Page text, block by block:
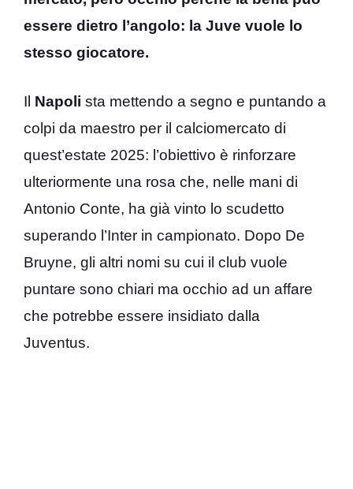
essere dietro l’angolo: la Juve vuole lo
stesso giocatore.
Il Napoli sta mettendo a segno e puntando a
colpi da maestro per il calciomercato di
quest’estate 2025: l’obiettivo è rinforzare
ulteriormente una rosa che, nelle mani di
Antonio Conte, ha già vinto lo scudetto
superando l’Inter in campionato. Dopo De
Bruyne, gli altri nomi su cui il club vuole
puntare sono chiari ma occhio ad un affare
che potrebbe essere insidiato dalla
Juventus.